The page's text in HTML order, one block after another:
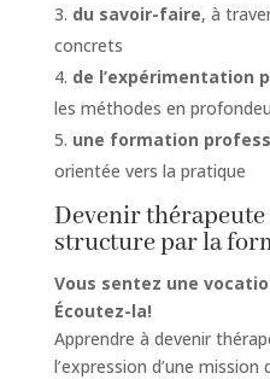
du savoir-faire, à
concrets
de l’expérimentation
les méthodes en
une formation
orientée vers la pratique
Devenir thérapeute
structure par la
Vous sentez une
Écoutez-la!
Apprendre à devenir
l’expression d’une